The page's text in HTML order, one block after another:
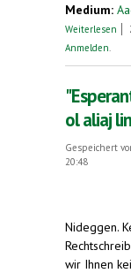
Medium:
Weiterlesen
Anmelden
ol aliaj
Gespeichert
20:48
Nideggen.
wir Ihnen